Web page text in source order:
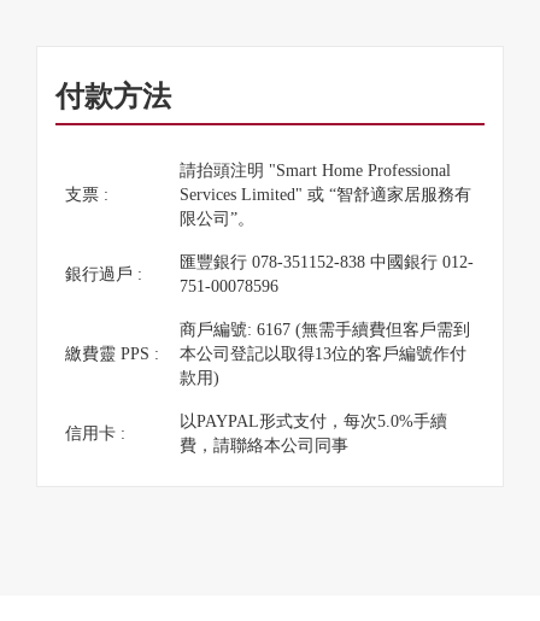
付款方法
支票 :
請抬頭注明 "Smart Home Professional
Services Limited" 或 “智舒適家居服務有
限公司”。
銀行過戶 :
匯豐銀行 078-351152-838 中國銀行 012-
751-00078596
繳費靈 PPS :
商戶編號: 6167 (無需手續費但客戶需到
本公司登記以取得13位的客戶編號作付
款用)
信用卡 :
以PAYPAL形式支付，每次5.0%手續
費，請聯絡本公司同事